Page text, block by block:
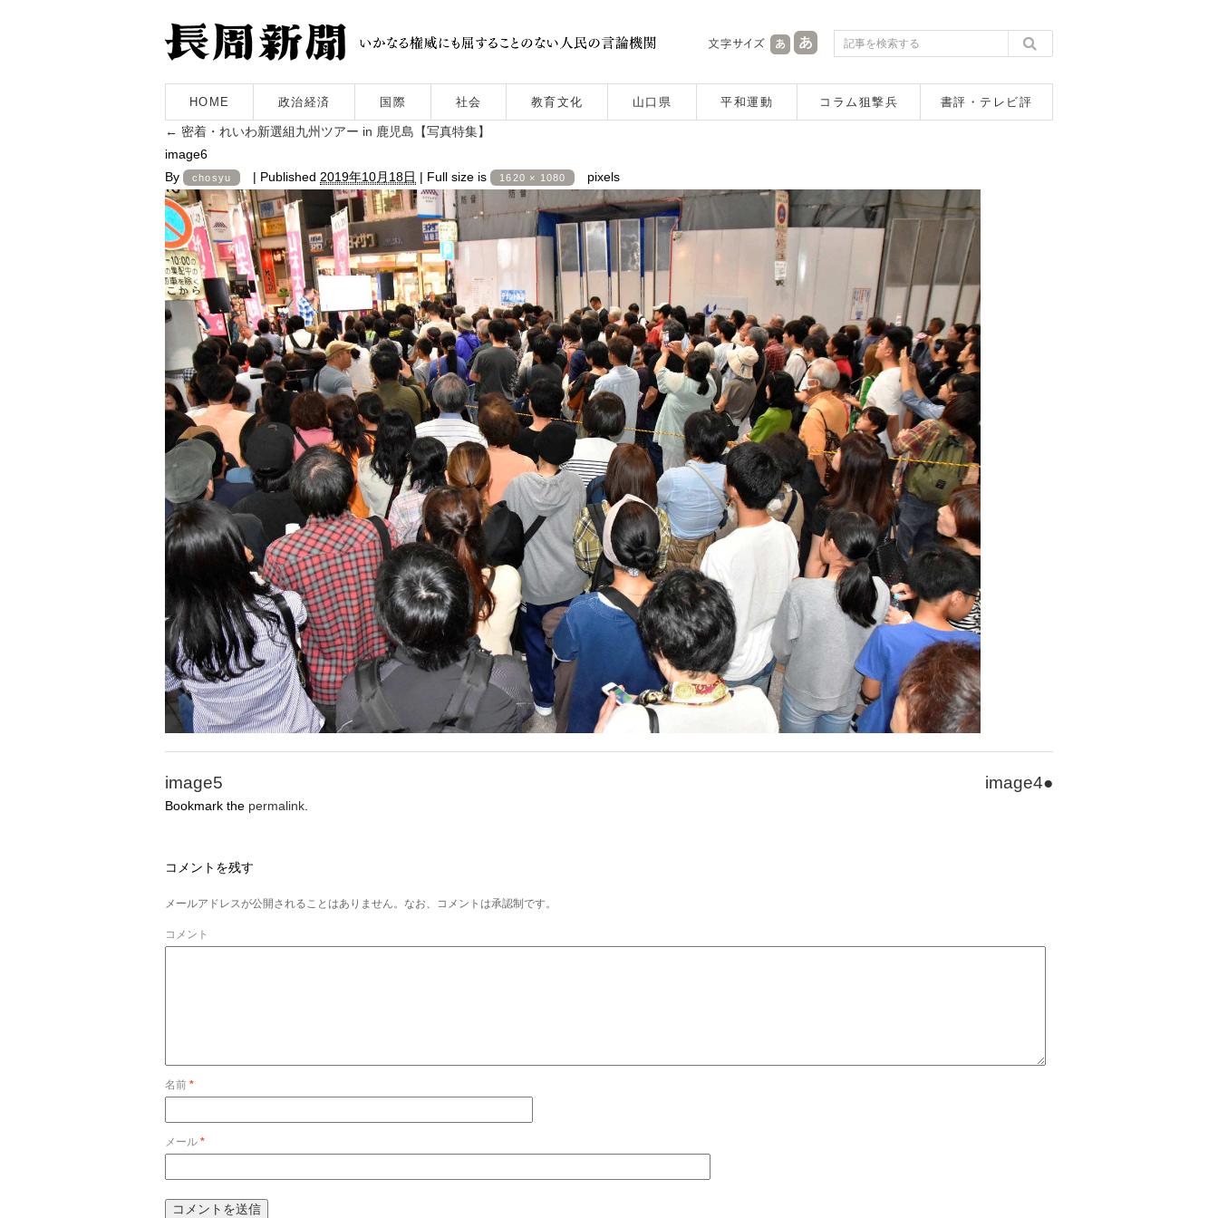
HOME 政治経済 国際 社会 教育文化 山口県 平和運動 コラム狙撃兵 書評・テレビ評
← 密着・れいわ新選組九州ツアー in 鹿児島【写真特集】
image6
By
chosyu | Published 2019年10月18日 | Full size is 1620 × 1080 pixels
image5 image4●
Bookmark the permalink
コメントを残す
メールアドレスが公開されることはありません。なお、コメントは承認制です。
コメント
名前 *
メール *